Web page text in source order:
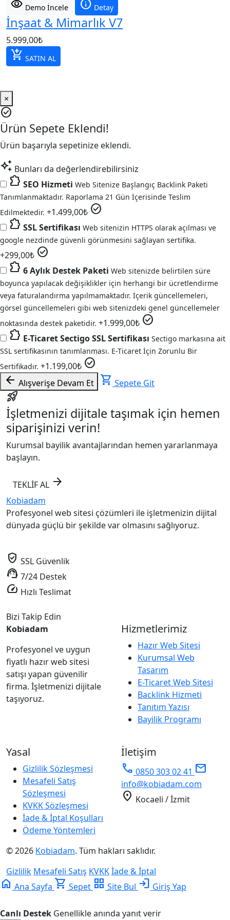
visibility Demo İncele info Detay
İnşaat & Mimarlık V7
5.999,00₺
add_shopping_cart SATIN AL
×
check_circle
Ürün Sepete Eklendi!
Ürün başarıyla sepetinize eklendi.
auto_awesome Bunları da değerlendirebilirsiniz
extension SEO Hizmeti Web Sitenize Başlangıç Backlink Paketi
Tanımlanmaktadır. Raporlama 21 Gün İçerisinde Teslim
Edilmektedir. +1.499,00₺ check_circle
extension SSL Sertifikası Web sitenizin HTTPS olarak açılması ve
google nezdinde güvenli görünmesini sağlayan sertifika.
+299,00₺ check_circle
extension 6 Aylık Destek Paketi Web sitenizde belirtilen süre
boyunca yapılacak değişiklikler için herhangi bir ücretlendirme
veya faturalandırma yapılmamaktadır. İçerik güncellemeleri,
görsel güncellemeleri gibi web sitenizdeki genel güncellemeler
noktasında destek paketidir. +1.999,00₺ check_circle
extension E-Ticaret Sectigo SSL Sertifikası Sectigo markasına ait
SSL sertifikasının tanımlanması. E-Ticaret İçin Zorunlu Bir
Sertifikadır. +1.199,00₺ check_circle
arrow_back Alışverişe Devam Et shopping_cart Sepete Git
rocket_launch
İşletmenizi dijitale taşımak için hemen
siparişinizi verin!
Kurumsal bayilik avantajlarından hemen yararlanmaya
başlayın.
TEKLİF AL arrow_forward
Kobiadam
Profesyonel web sitesi çözümleri ile işletmenizin dijital
dünyada güçlü bir şekilde var olmasını sağlıyoruz.
verified_user SSL Güvenlik
support_agent 7/24 Destek
speed Hızlı Teslimat
Bizi Takip Edin
Kobiadam
Profesyonel ve uygun
fiyatlı hazır web sitesi
satışı yapan güvenilir
firma. İşletmenizi dijitale
taşıyoruz.
Hizmetlerimiz
Hazır Web Sitesi
Kurumsal Web
Tasarım
E-Ticaret Web Sitesi
Backlink Hizmeti
Tanıtım Yazısı
Bayilik Programı
Yasal
Gizlilik Sözleşmesi
Mesafeli Satış
Sözleşmesi
KVKK Sözleşmesi
İade & İptal Koşulları
Ödeme Yöntemleri
İletişim
phone 0850 303 02 41 mail
info@kobiadam.com
location_on Kocaeli / İzmit
© 2026 Kobiadam. Tüm hakları saklıdır.
Gizlilik Mesafeli Satış KVKKİade & İptal
home Ana Sayfa shopping_cart Sepet grid_view Site Bul login Giriş Yap
Canlı Destek Genellikle anında yanıt verir